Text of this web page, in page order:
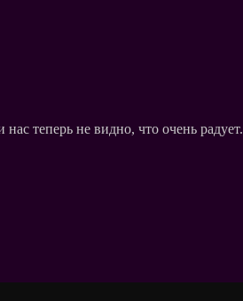
теперь не видно, что очень